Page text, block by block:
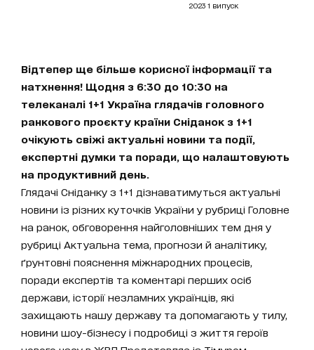
2023 1 випуск
Відтепер ще більше корисної інформації та
натхнення! Щодня з 6:30 до 10:30 на
телеканалі 1+1 Україна глядачів головного
ранкового проєкту країни Сніданок з 1+1
очікують свіжі актуальні новини та події,
експертні думки та поради, що налаштовують
на продуктивний день.
Глядачі Сніданку з 1+1 дізнаватимуться актуальні
новини із різних куточків України у рубриці Головне
на ранок, обговорення найголовніших тем дня у
рубриці Актуальна тема, прогнози й аналітику,
ґрунтовні пояснення міжнародних процесів,
поради експертів та коментарі перших осіб
держави, історії незламних українців, які
захищають нашу державу та допомагають у тилу,
новини шоу-бізнесу і подробиці з життя героїв